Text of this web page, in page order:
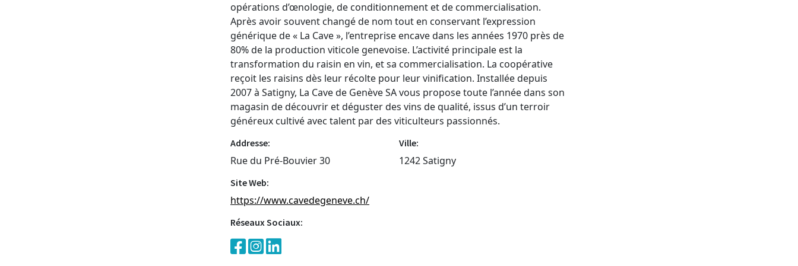
opérations d’œnologie, de conditionnement et de commercialisation.
Après avoir souvent changé de nom tout en conservant l’expression
générique de « La Cave », l’entreprise encave dans les années 1970 près de
80% de la production viticole genevoise. L’activité principale est la
transformation du raisin en vin, et sa commercialisation. La coopérative
reçoit les raisins dès leur récolte pour leur vinification. Installée depuis
2007 à Satigny, La Cave de Genève SA vous propose toute l’année dans son
magasin de découvrir et déguster des vins de qualité, issus d’un terroir
généreux cultivé avec talent par des viticulteurs passionnés.
Addresse:
Rue du Pré-Bouvier 30
Ville:
1242 Satigny
Site Web:
https://www.cavedegeneve.ch/
Réseaux Sociaux: